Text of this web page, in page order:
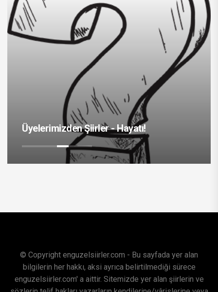
Üyelerimizden Şiirler - Hayatı!
© Copyright enguzelsiirler.com - Bu sayfada yer alan
bilgilerin her hakkı, aksi ayrıca belirtilmediği sürece
enguzelsiirler.com' a aittir. Sitemizde yer alan şiirlerin ve